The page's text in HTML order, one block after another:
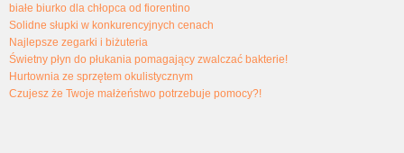
białe biurko dla chłopca od fiorentino
Solidne słupki w konkurencyjnych cenach
Najlepsze zegarki i biżuteria
Świetny płyn do płukania pomagający zwalczać bakterie!
Hurtownia ze sprzętem okulistycznym
Czujesz że Twoje małżeństwo potrzebuje pomocy?!